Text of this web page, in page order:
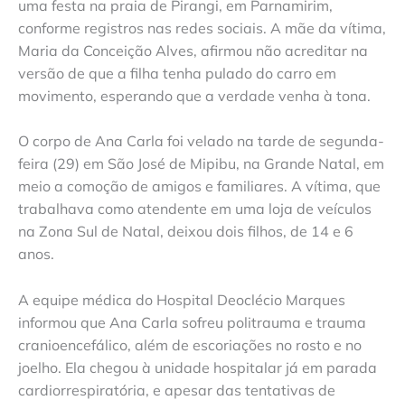
uma festa na praia de Pirangi, em Parnamirim,
conforme registros nas redes sociais. A mãe da vítima,
Maria da Conceição Alves, afirmou não acreditar na
versão de que a filha tenha pulado do carro em
movimento, esperando que a verdade venha à tona.
O corpo de Ana Carla foi velado na tarde de segunda-
feira (29) em São José de Mipibu, na Grande Natal, em
meio a comoção de amigos e familiares. A vítima, que
trabalhava como atendente em uma loja de veículos
na Zona Sul de Natal, deixou dois filhos, de 14 e 6
anos.
A equipe médica do Hospital Deoclécio Marques
informou que Ana Carla sofreu politrauma e trauma
cranioencefálico, além de escoriações no rosto e no
joelho. Ela chegou à unidade hospitalar já em parada
cardiorrespiratória, e apesar das tentativas de